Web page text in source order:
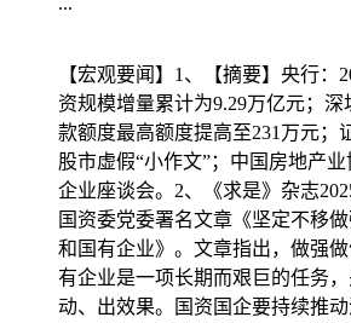
【宏观要闻】1、【摘要】央行：
资规模增量累计为9.29万亿元；
款额度最高额度提高至231万元；
股市虚假“小作文”；中国房地产
企业座谈会。2、《求是》杂志
国资委党委署名文章《坚定不移
和国有企业》。文章指出，做强
有企业是一项长期而艰巨的任务
动、出效果。国资国企要持续推